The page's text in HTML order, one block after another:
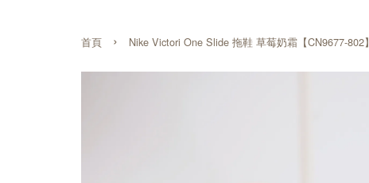
首頁 › Nike Victori One Slide 拖鞋 草莓奶霜【CN9677-802】